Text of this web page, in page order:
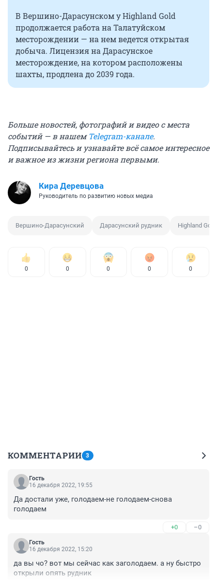
В Вершино-Дарасунском у Highland Gold
продолжается работа на Талатуйском
месторождении — на нем ведется открытая
добыча. Лицензия на Дарасунское
месторождение, на котором расположены
шахты, продлена до 2039 года.
Больше новостей, фотографий и видео с места
событий — в нашем Telegram-канале.
Подписывайтесь и узнавайте всё самое интересное
и важное из жизни региона первыми.
Кира Деревцова
Руководитель по развитию новых медиа
Вершино-Дарасунский Дарасунский рудник Highland Gold
0 0 0 0 0
КОММЕНТАРИИ 3
Гость
16 декабря 2022, 19:55
Да достали уже, голодаем-не голодаем-снова
голодаем
+0 –0
Гость
16 декабря 2022, 15:20
да вы чо? вот мы сейчас как заголодаем. а ну быстро
открыли опять рудник